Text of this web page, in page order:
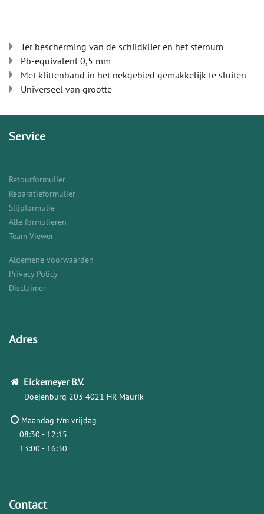
Ter bescherming van de schildklier en het sternum
Pb-equivalent 0,5 mm
Met klittenband in het nekgebied gemakkelijk te sluiten
Universeel van grootte
Service
Retourformulier
Reparatieformulier
Slijpformulie
Alle formulieren
Team Viewer
Algemene voorwaarden
Privacy Policy
Disclaimer
Adres
Eickemeyer B.V.
Doejenburg 203 4021 HR Maurik
Maandag t/m vrijdag
08:30 - 12:15
13:00 - 16:30
Contact